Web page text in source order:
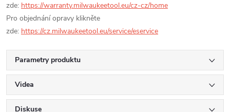
zde: https://warranty.milwaukeetool.eu/cz-cz/home
Pro objednání opravy klikněte
zde: https://cz.milwaukeetool.eu/service/eservice
Parametry produktu
Videa
Diskuse